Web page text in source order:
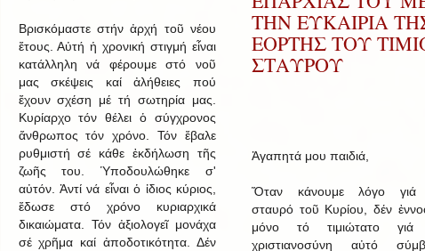
Βρισκόμαστε στήν ἀρχή τοῦ νέου
ἔτους. Αὐτή ἡ χρονική στιγμή εἶναι
κατάλληλη νά φέρουμε στό νοῦ
μας σκέψεις καί ἀλήθειες πού
ἔχουν σχέση μέ τή σωτηρία μας.
Κυρίαρχο τόν θέλει ὁ σύγχρονος
ἄνθρωπος τόν χρόνο. Τόν ἔβαλε
ρυθμιστή σέ κάθε ἐκδήλωση τῆς
ζωῆς του. Ὑποδουλώθηκε σ'
αὐτόν. Ἀντί νά εἶναι ὁ ἰδιος κύριος,
ἔδωσε στό χρόνο κυριαρχικά
δικαιώματα. Τόν ἀξιολογεῖ μονάχα
σέ χρῆμα καί ἀποδοτικότητα. Δέν
ΤΗΝ ΕΥΚΑΙΡΙΑ
ΕΟΡΤΗΣ ΤΟΥ
ΣΤΑΥΡΟΥ
Ἀγαπητά μου παιδιά,
Ὅταν κάνουμε λόγο γιά
σταυρό τοῦ Κυρίου, δέν
μόνο τό τιμιώτατο γιά
χριστιανοσύνη αὐτό